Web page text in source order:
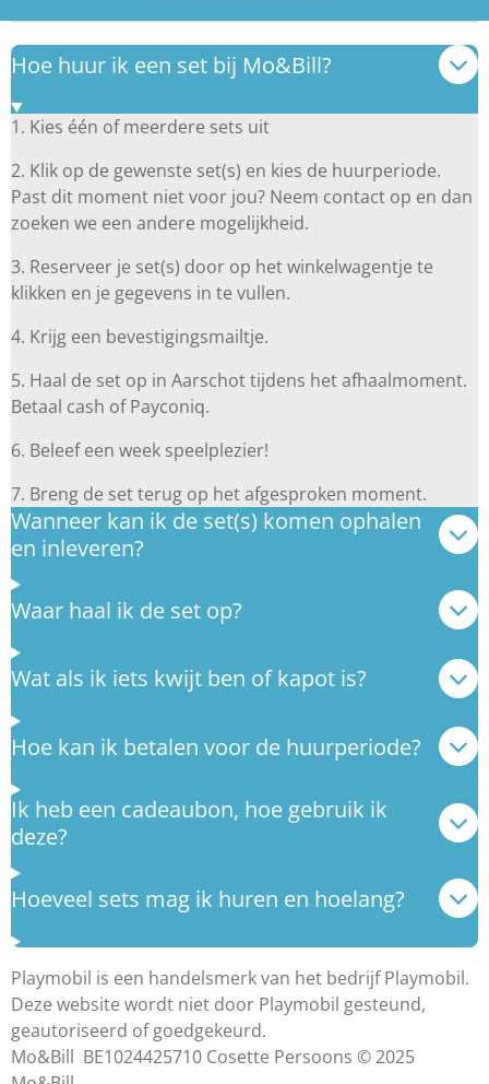
Hoe huur ik een set bij Mo&Bill?
1. Kies één of meerdere sets uit
2. Klik op de gewenste set(s) en kies de huurperiode.
Past dit moment niet voor jou? Neem contact op en dan
zoeken we een andere mogelijkheid.
3. Reserveer je set(s) door op het winkelwagentje te
klikken en je gegevens in te vullen.
4. Krijg een bevestigingsmailtje.
5. Haal de set op in Aarschot tijdens het afhaalmoment.
Betaal cash of Payconiq.
6. Beleef een week speelplezier!
7. Breng de set terug op het afgesproken moment.
Wanneer kan ik de set(s) komen ophalen
en inleveren?
Waar haal ik de set op?
Wat als ik iets kwijt ben of kapot is?
Hoe kan ik betalen voor de huurperiode?
Ik heb een cadeaubon, hoe gebruik ik
deze?
Hoeveel sets mag ik huren en hoelang?
Playmobil is een handelsmerk van het bedrijf Playmobil.
Deze website wordt niet door Playmobil gesteund,
geautoriseerd of goedgekeurd.
Mo&Bill BE1024425710 Cosette Persoons © 2025